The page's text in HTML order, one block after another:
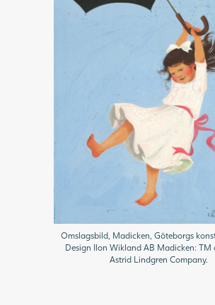
Omslagsbild, Madicken, Göteborgs
Design Ilon Wikland AB Madicken: TM
Astrid Lindgren Company.